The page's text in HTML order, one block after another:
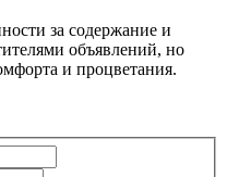
за содержание и
объявлений, но
и процветания.